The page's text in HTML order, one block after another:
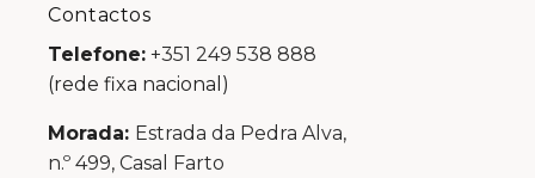
Contactos
Telefone: +351 249 538 888
(rede fixa nacional)
Morada: Estrada da Pedra Alva,
n.º 499, Casal Farto